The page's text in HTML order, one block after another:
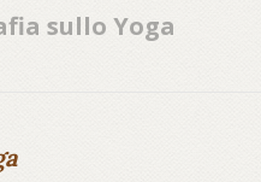
sullo Yoga